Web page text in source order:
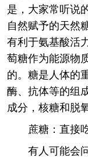
是，大家常听说
自然赋予的天然
有利于氨基酸活
萄糖作为能源物
的。糖是人体的
酶、抗体等的组
成分，核糖和脱
蔗糖：直接
有人可能会